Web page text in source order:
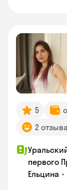
5
2 отзыва
первого
Ельцина •